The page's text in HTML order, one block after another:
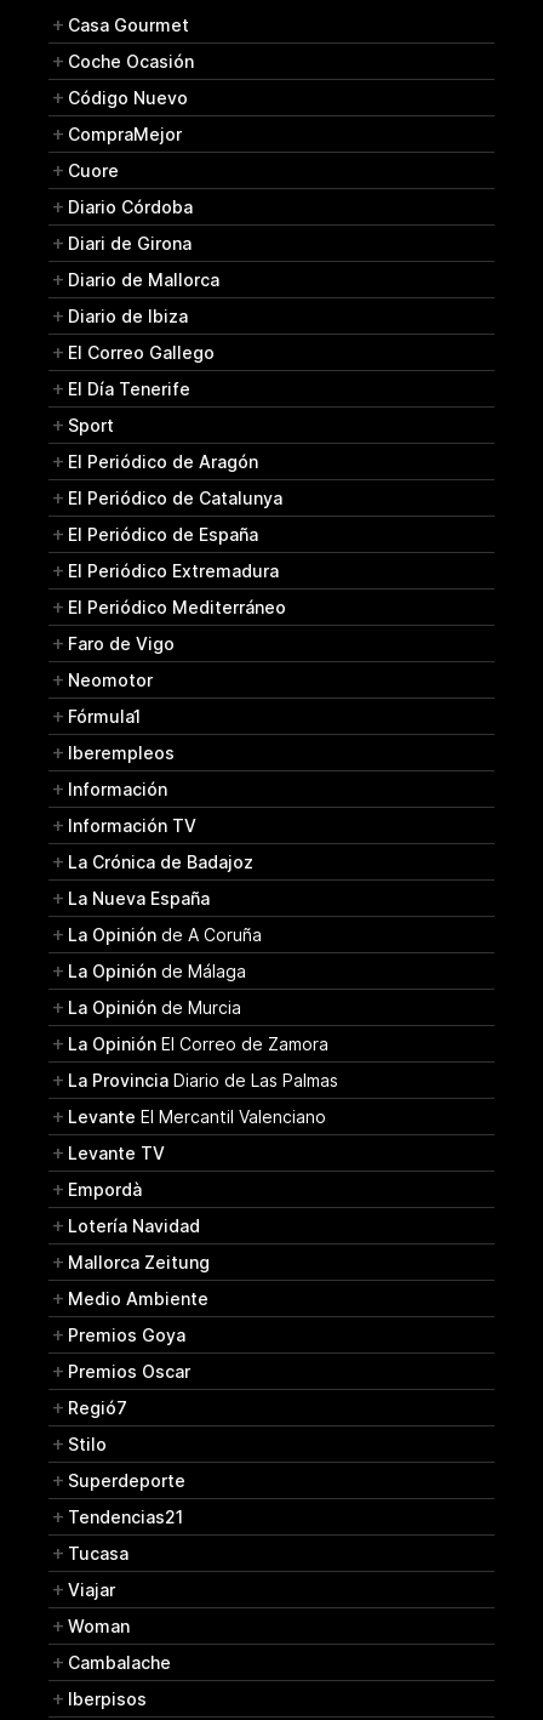
Casa Gourmet
Coche Ocasión
Código Nuevo
CompraMejor
Cuore
Diario Córdoba
Diari de Girona
Diario de Mallorca
Diario de Ibiza
El Correo Gallego
El Día Tenerife
Sport
El Periódico de Aragón
El Periódico de Catalunya
El Periódico de España
El Periódico Extremadura
El Periódico Mediterráneo
Faro de Vigo
Neomotor
Fórmula1
Iberempleos
Información
Información TV
La Crónica de Badajoz
La Nueva España
La Opinión de A Coruña
La Opinión de Málaga
La Opinión de Murcia
La Opinión El Correo de Zamora
La Provincia Diario de Las Palmas
Levante El Mercantil Valenciano
Levante TV
Empordà
Lotería Navidad
Mallorca Zeitung
Medio Ambiente
Premios Goya
Premios Oscar
Regió7
Stilo
Superdeporte
Tendencias21
Tucasa
Viajar
Woman
Cambalache
Iberpisos